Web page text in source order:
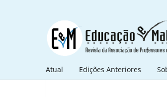
Atual Edições Anteriores